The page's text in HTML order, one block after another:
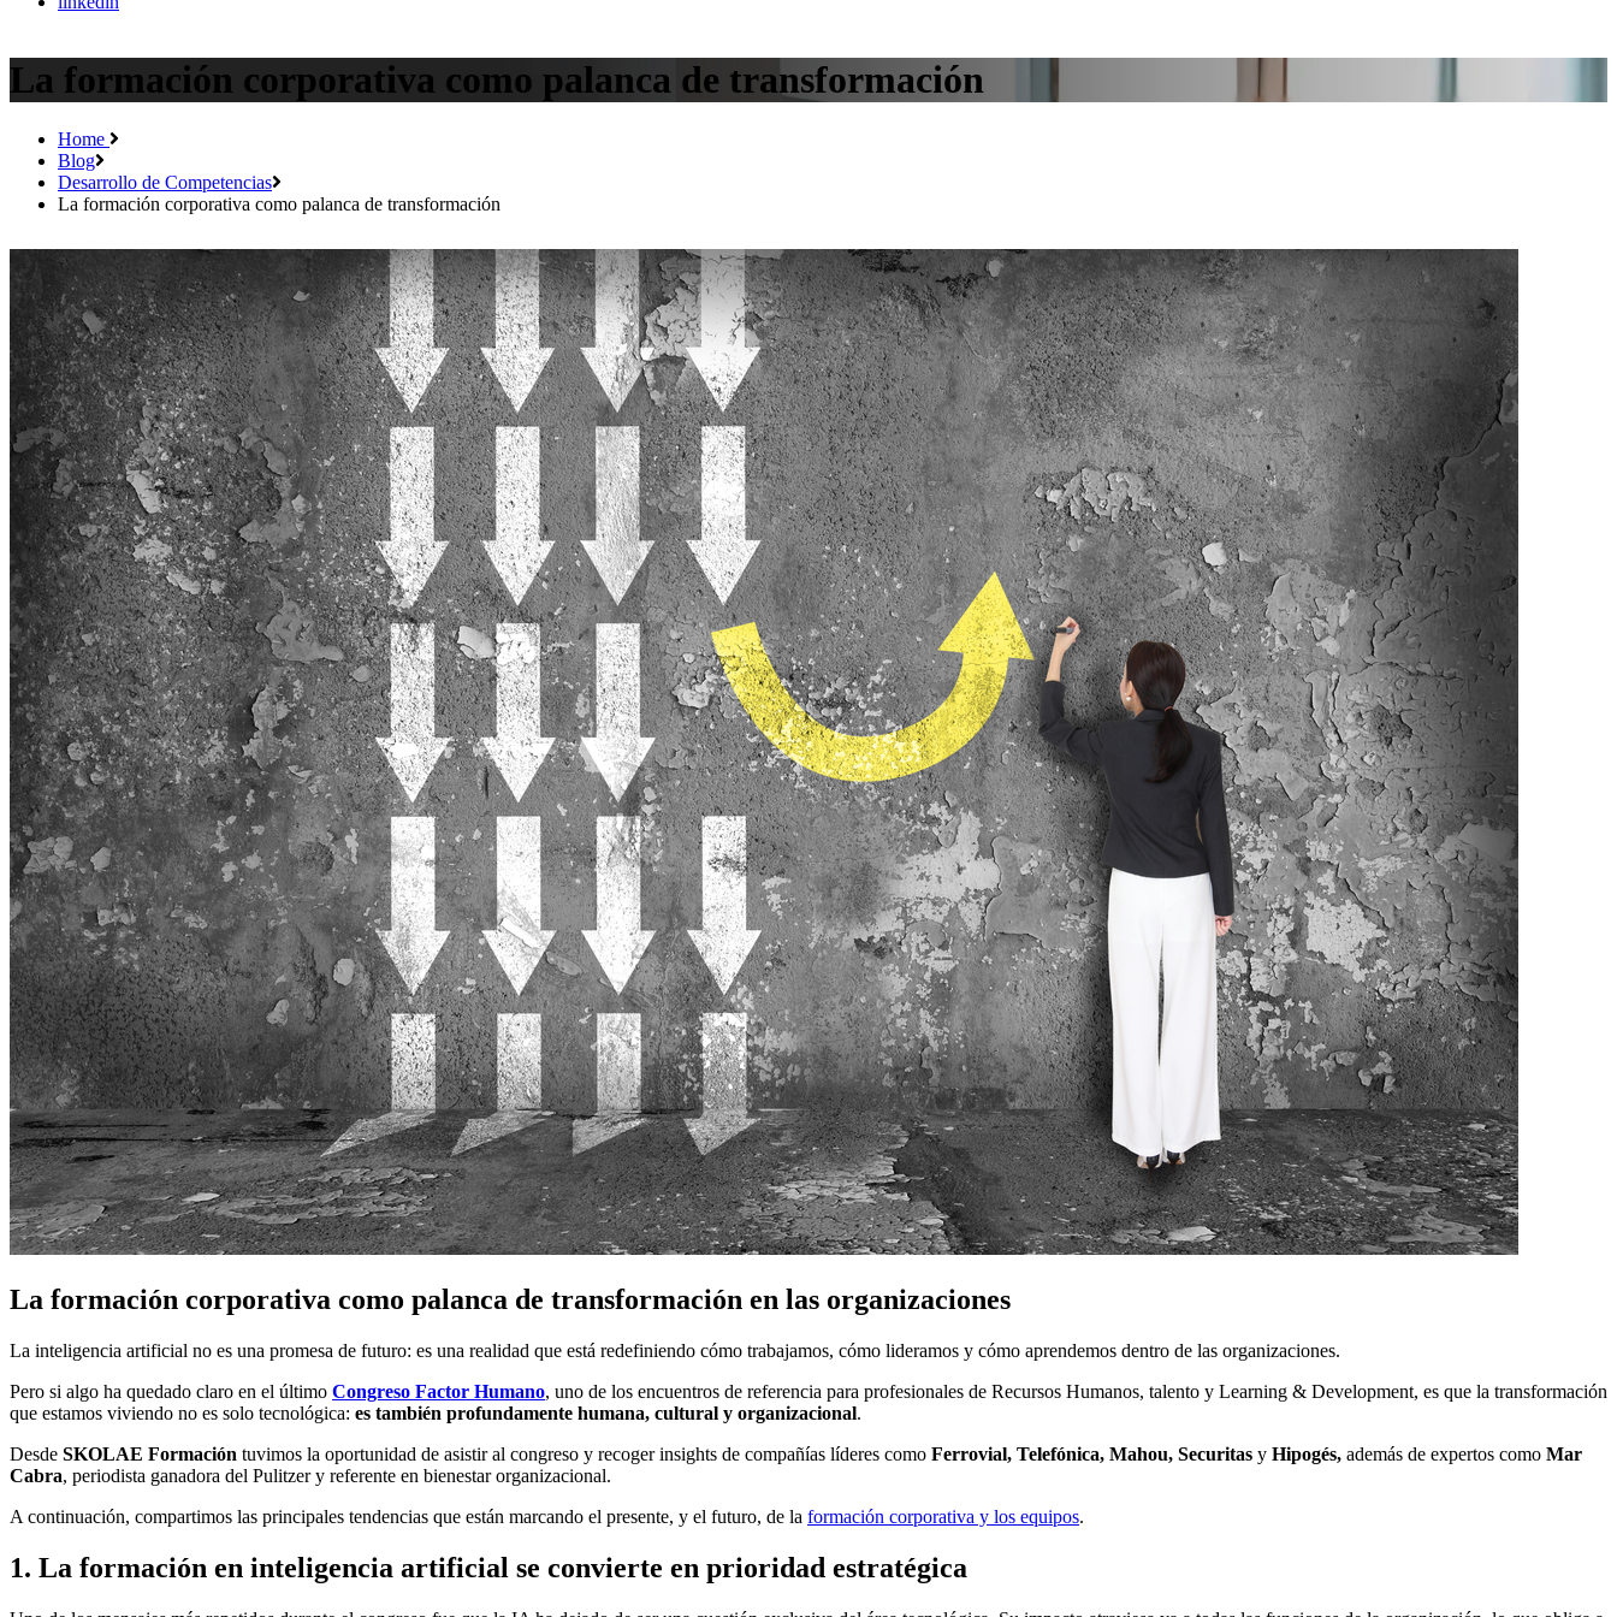
La formación corporativa como palanca de transformación
Home
Blog
Desarrollo de Competencias
La formación corporativa como palanca de transformación
La formación corporativa como palanca de transformación en las organizaciones
La inteligencia artificial no es una promesa de futuro: es una realidad que está redefiniendo cómo trabajamos, cómo lideramos y cómo aprendemos dentro de las organizaciones.
Pero si algo ha quedado claro en el último Congreso Factor Humano, uno de los encuentros de referencia para profesionales de Recursos Humanos, talento y Learning & Development, es que la transformación
que estamos viviendo no es solo tecnológica: es también profundamente humana, cultural y organizacional.
Desde SKOLAE Formación tuvimos la oportunidad de asistir al congreso y recoger insights de compañías líderes como Ferrovial, Telefónica, Mahou, Securitas y Hipogés, además de expertos como Mar
Cabra, periodista ganadora del Pulitzer y referente en bienestar organizacional.
A continuación, compartimos las principales tendencias que están marcando el presente, y el futuro, de la formación corporativa y los equipos.
1. La formación en inteligencia artificial se convierte en prioridad estratégica